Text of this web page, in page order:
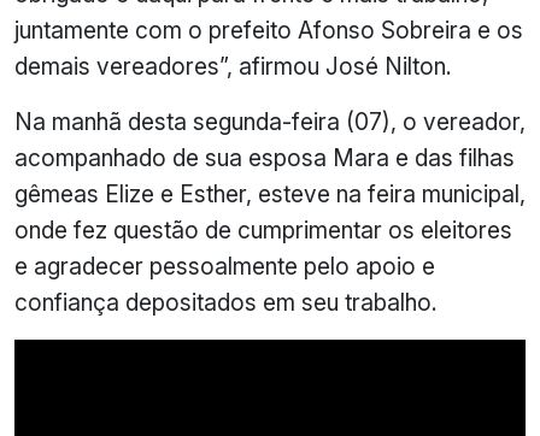
juntamente com o prefeito Afonso Sobreira e os
demais vereadores”, afirmou José Nilton.
Na manhã desta segunda-feira (07), o vereador,
acompanhado de sua esposa Mara e das filhas
gêmeas Elize e Esther, esteve na feira municipal,
onde fez questão de cumprimentar os eleitores
e agradecer pessoalmente pelo apoio e
confiança depositados em seu trabalho.